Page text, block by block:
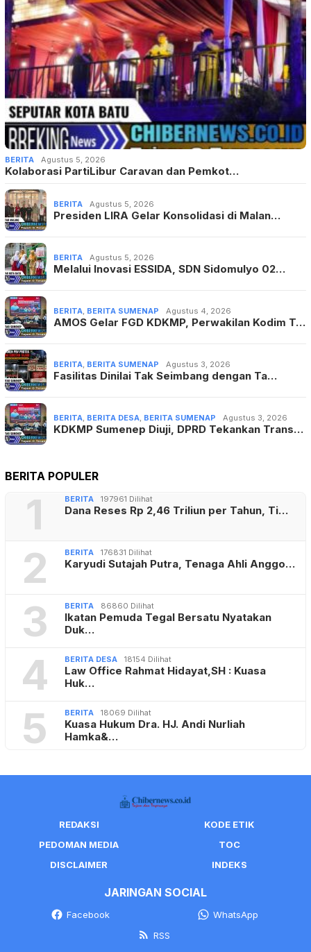
BERITA Agustus 5, 2026
Kolaborasi PartiLibur Caravan dan Pemkot…
BERITA Agustus 5, 2026
Presiden LIRA Gelar Konsolidasi di Malan…
BERITA Agustus 5, 2026
Melalui Inovasi ESSIDA, SDN Sidomulyo 02…
BERITA BERITA SUMENAP Agustus 4, 2026
AMOS Gelar FGD KDKMP, Perwakilan Kodim T…
BERITA BERITA SUMENAP Agustus 3, 2026
Fasilitas Dinilai Tak Seimbang dengan Ta…
BERITA BERITA DESA BERITA SUMENAP Agustus 3, 2026
KDKMP Sumenep Diuji, DPRD Tekankan Trans…
BERITA POPULER
1 BERITA 197961 Dilihat
Dana Reses Rp 2,46 Triliun per Tahun, Ti…
2 BERITA 176831 Dilihat
Karyudi Sutajah Putra, Tenaga Ahli Anggo…
3 BERITA 86860 Dilihat
Ikatan Pemuda Tegal Bersatu Nyatakan
Duk…
4 BERITA DESA 18154 Dilihat
Law Office Rahmat Hidayat,SH : Kuasa
Huk…
5 BERITA 18069 Dilihat
Kuasa Hukum Dra. HJ. Andi Nurliah
Hamka&…
REDAKSI
KODE ETIK
PEDOMAN MEDIA
TOC
DISCLAIMER
INDEKS
JARINGAN SOCIAL
Facebook
WhatsApp
RSS